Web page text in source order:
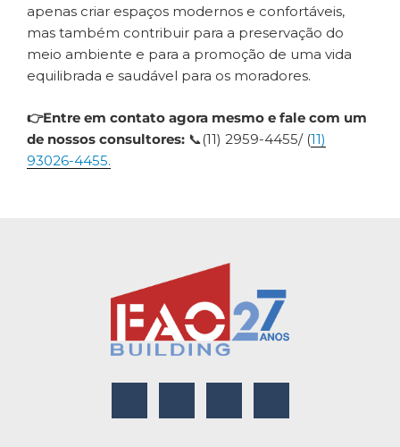
apenas criar espaços modernos e confortáveis,
mas também contribuir para a preservação do
meio ambiente e para a promoção de uma vida
equilibrada e saudável para os moradores.
👉Entre em contato agora mesmo e fale com um
de nossos consultores: 📞(11) 2959-4455/ (11)
93026-4455.